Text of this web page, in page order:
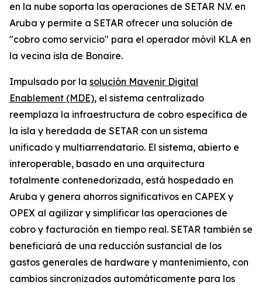
en la nube soporta las operaciones de SETAR N.V. en
Aruba y permite a SETAR ofrecer una solución de
"cobro como servicio" para el operador móvil KLA en
la vecina isla de Bonaire.
Impulsado por la solución Mavenir Digital
Enablement (MDE), el sistema centralizado
reemplaza la infraestructura de cobro específica de
la isla y heredada de SETAR con un sistema
unificado y multiarrendatario. El sistema, abierto e
interoperable, basado en una arquitectura
totalmente contenedorizada, está hospedado en
Aruba y genera ahorros significativos en CAPEX y
OPEX al agilizar y simplificar las operaciones de
cobro y facturación en tiempo real. SETAR también se
beneficiará de una reducción sustancial de los
gastos generales de hardware y mantenimiento, con
cambios sincronizados automáticamente para los